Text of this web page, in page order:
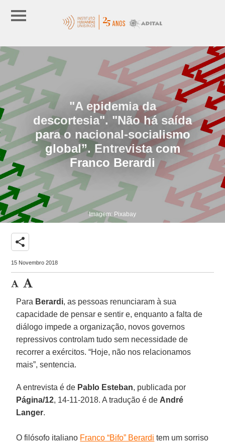
"A epidemia da
descortesia". "Não há saída
para o nacional-socialismo
global”. Entrevista com
Franco Berardi
Imagem: Pixabay
share
15 Novembro 2018
Para Berardi, as pessoas renunciaram à sua
capacidade de pensar e sentir e, enquanto a falta de
diálogo impede a organização, novos governos
repressivos controlam tudo sem necessidade de
recorrer a exércitos. “Hoje, não nos relacionamos
mais”, sentencia.
A entrevista é de Pablo Esteban, publicada por
Página/12, 14-11-2018. A tradução é de André
Langer.
O filósofo italiano Franco “Bifo” Berardi tem um sorriso